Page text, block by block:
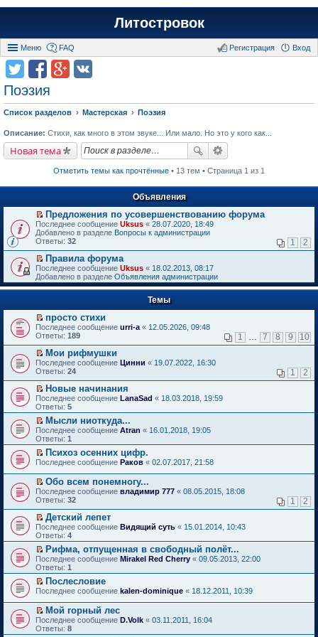
Литостровок
Меню FAQ Вход
Регистрация
Поэзия
Список разделов Мастерская Поэзия
Описание: Стихи, как много в этом звуке... Или мало. Но это у кого как...
Новая тема
Отметить темы как прочтённые • 13 тем • Страница 1 из 1
Объявления
П
е
р
й
т
и
к
п
в
о
м
у
н
е
п
р
о
ч
и
т
а
н
н
о
м
у
о
о
б
щ
е
н
и
ю
Предложения по усовершенствованию форума
Последнее сообщение Uksus « 28.07.2020, 18:49
Добавлено в разделе Вопросы к администрации
Ответы: 32 1 2
П
е
р
е
т
и
к
п
р
в
о
м
у
н
е
п
р
о
ч
и
а
н
о
м
у
с
о
о
б
щ
е
н
и
ю
Правила форума
Последнее сообщение Uksus « 18.02.2013, 08:17
Добавлено в разделе Объявления администрации
Темы
П
е
е
й
т
и
к
п
е
р
в
о
м
у
н
е
р
о
ч
и
т
а
н
н
о
м
у
с
о
о
щ
е
н
и
просто стихи
Последнее сообщение urri-a « 12.05.2026, 09:48
Ответы: 189 1 7 8 9 10
П
е
е
й
т
и
п
е
р
в
о
у
н
е
п
р
о
ч
и
т
а
н
н
м
с
о
о
б
Мои рифмушки
Последнее сообщение Цинни « 19.07.2022, 16:30
Ответы: 24 1 2
П
е
р
е
й
т
и
к
п
е
р
в
о
у
н
е
п
р
о
ч
и
т
а
н
н
о
м
у
Новые начинания
Последнее сообщение LanaSad « 18.03.2018, 19:59
Ответы: 5
П
е
р
й
и
п
е
р
в
о
м
у
н
е
п
р
о
и
т
а
н
Мысли ниоткуда...
Последнее сообщение Atran « 16.01.2018, 19:05
Ответы: 1
П
р
е
й
т
и
к
п
е
р
в
о
м
у
н
е
п
р
о
ч
Психоз осенних цифр.
Последнее сообщение Раков « 02.07.2017, 21:58
П
е
е
й
т
и
п
е
р
в
о
у
н
е
п
Обо всем понемногу...
Последнее сообщение владимир 777 « 08.05.2015, 18:08
Ответы: 32 1 2
П
е
р
е
й
т
и
к
п
е
р
в
о
м
Детский лепет
Последнее сообщение Видящий суть « 15.01.2014, 10:43
Ответы: 4
П
е
р
й
и
к
п
е
Рифма, отпущенная в свободный полёт...
Последнее сообщение Mirakel Red Cherry « 09.05.2013, 22:00
Ответы: 1
П
р
е
й
т
Послесловие
Последнее сообщение kalen-dominique « 18.12.2011, 10:39
П
е
р
Мой горный лес
Последнее сообщение D.Volk « 03.11.2011, 16:04
Ответы: 8